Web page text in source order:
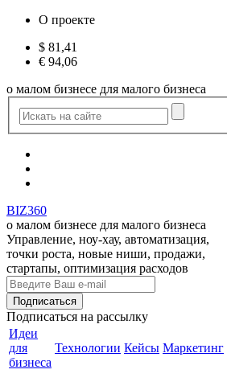
О проекте
$ 81,41
€ 94,06
о малом бизнесе для малого бизнеса
BIZ360
о малом бизнесе для малого бизнеса
Управление, ноу-хау, автоматизация,
точки роста, новые ниши, продажи,
стартапы, оптимизация расходов
Подписаться на рассылку
Идеи
для
бизнеса
Технологии Кейсы Маркетинг